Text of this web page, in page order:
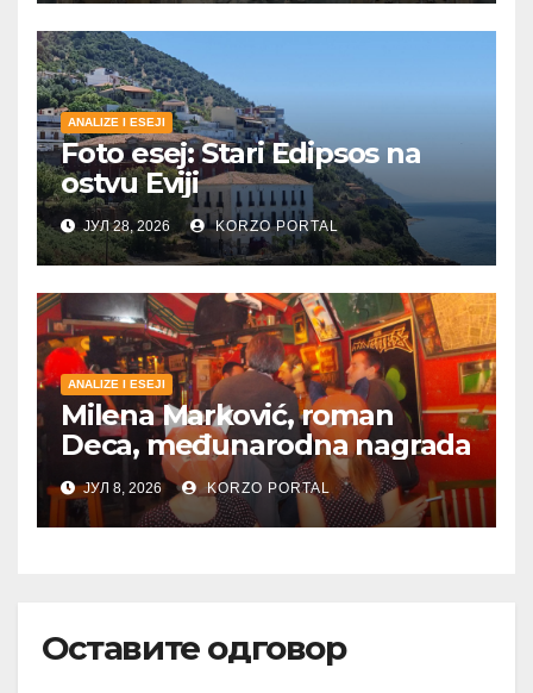
ANALIZE I ESEJI
Foto esej: Stari Edipsos na
ostvu Eviji
ЈУЛ 28, 2026 KORZO PORTAL
ANALIZE I ESEJI
Milena Marković, roman
Deca, međunarodna nagrada
ЈУЛ 8, 2026 KORZO PORTAL
Оставите одговор